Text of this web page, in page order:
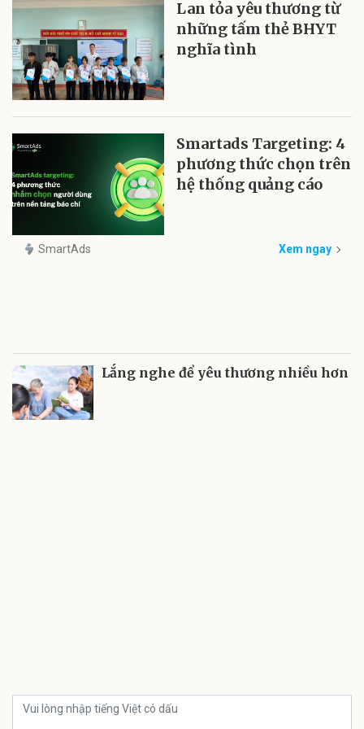
Lan tỏa yêu thương từ
những tấm thẻ BHYT
nghĩa tình
Smartads Targeting: 4
phương thức chọn trên
hệ thống quảng cáo
SmartAds Xem ngay
Lắng nghe để yêu thương nhiều hơn